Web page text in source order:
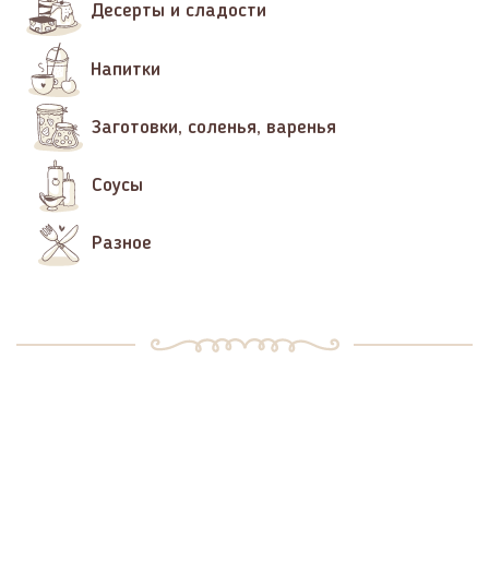
Десерты и сладости
Напитки
Заготовки, соленья, варенья
Соусы
Разное